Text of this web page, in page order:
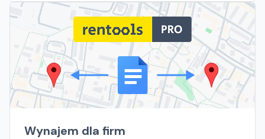
Wynajem dla firm